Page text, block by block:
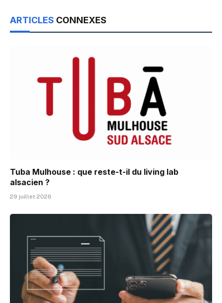
ARTICLES CONNEXES
Tuba Mulhouse : que reste-t-il du living lab
alsacien ?
29 juillet 2026